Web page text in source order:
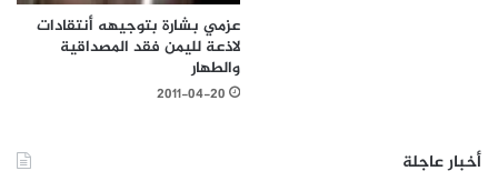
عزمي بشارة بتوجيهه أنتقادات
لاذعة لليمن فقد المصداقية
والطهار
2011-04-20
أخبار عاجلة